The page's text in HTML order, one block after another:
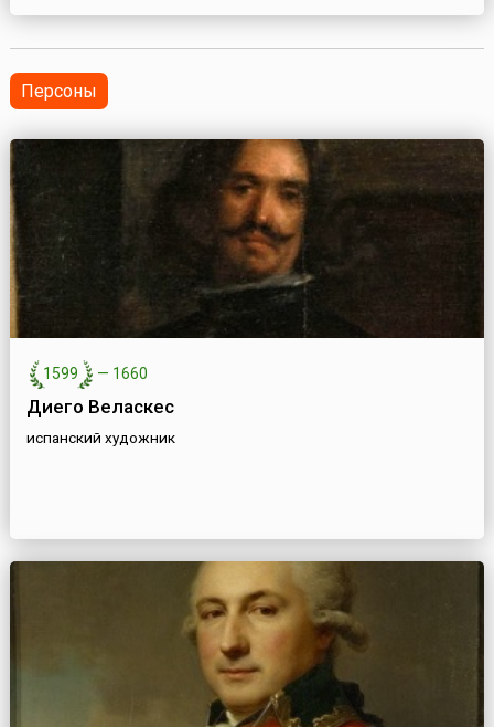
тогда работал в Вычислительном центре Академии наук
искусственного интеллекта и распознавания речи, и...
Персоны
1599 — 1660
Диего Веласкес
испанский художник